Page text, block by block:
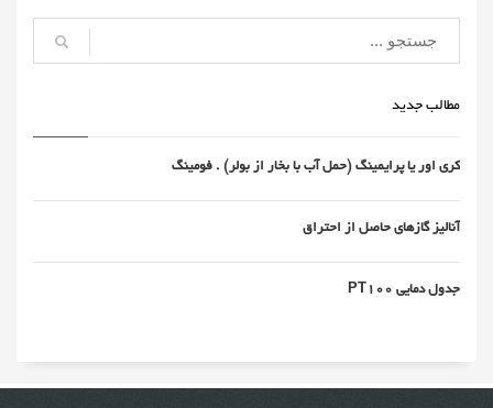
مطالب جدید
کری اور یا پرایمینگ (حمل آب با بخار از بولر) . فومینگ
آنالیز گازهای حاصل از احتراق
جدول دمایی PT100